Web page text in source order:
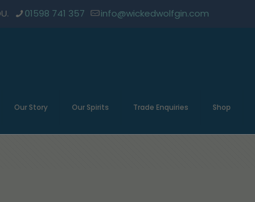
01598 741 357 info@wickedwolfgin.com
Our Story Our Spirits Trade Enquiries Shop